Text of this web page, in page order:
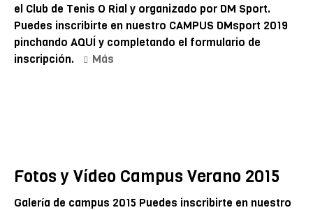
el Club de Tenis O Rial y organizado por DM Sport.
Puedes inscribirte en nuestro CAMPUS DMsport 2019
pinchando AQUÍ y completando el formulario de
inscripción.
Más
Fotos y Vídeo Campus Verano 2015
Galería de campus 2015 Puedes inscribirte en nuestro